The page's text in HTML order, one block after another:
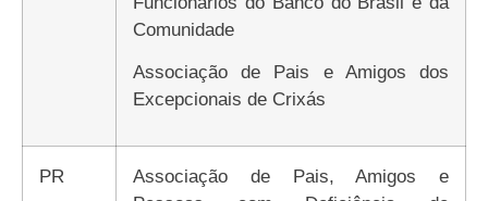
Comunidade
Associação de Pais e Amigos dos
Excepcionais de Crixás
PR
Associação de Pais, Amigos e